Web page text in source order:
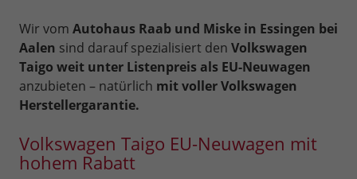
Wir vom Autohaus Raab und Miske in Essingen bei
Aalen sind darauf spezialisiert den Volkswagen
Taigo weit unter Listenpreis als EU-Neuwagen
anzubieten – natürlich mit voller Volkswagen
Herstellergarantie.
Volkswagen Taigo EU-Neuwagen mit
hohem Rabatt